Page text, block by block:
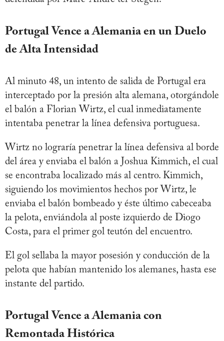
Portugal Vence a Alemania en un Duelo
de Alta Intensidad
Al minuto 48, un intento de salida de Portugal era
interceptado por la presión alta alemana, otorgándole
el balón a Florian Wirtz, el cual inmediatamente
intentaba penetrar la línea defensiva portuguesa.
Wirtz no lograría penetrar la línea defensiva al borde
del área y enviaba el balón a Joshua Kimmich, el cual
se encontraba localizado más al centro. Kimmich,
siguiendo los movimientos hechos por Wirtz, le
enviaba el balón bombeado y éste último cabeceaba
la pelota, enviándola al poste izquierdo de Diogo
Costa, para el primer gol teutón del encuentro.
El gol sellaba la mayor posesión y conducción de la
pelota que habían mantenido los alemanes, hasta ese
instante del partido.
Portugal Vence a Alemania con
Remontada Histórica